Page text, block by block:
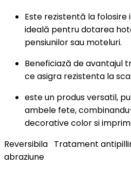
Este rezistentă la folosire
ideală pentru dotarea
pensiunilor sau moteluri.
Beneficiază de avantajul
ce asigra rezistenta la
este un produs versatil,
ambele fete,
decorative color si
Reversibila Tratament
abraziune